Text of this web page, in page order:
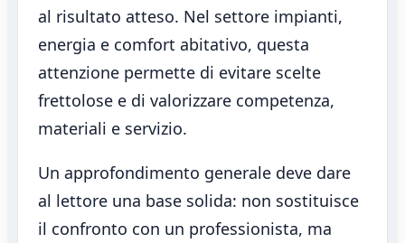
al risultato atteso. Nel settore impianti,
energia e comfort abitativo, questa
attenzione permette di evitare scelte
frettolose e di valorizzare competenza,
materiali e servizio.
Un approfondimento generale deve dare
al lettore una base solida: non sostituisce
il confronto con un professionista, ma